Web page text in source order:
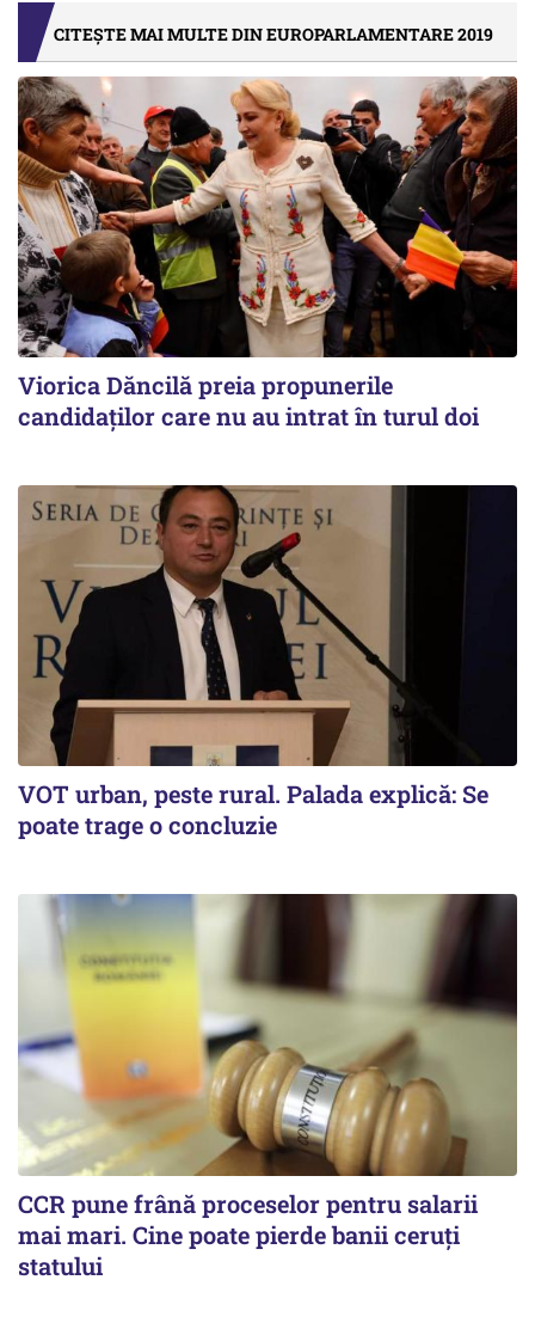
CITEȘTE MAI MULTE DIN EUROPARLAMENTARE 2019
Viorica Dăncilă preia propunerile
candidaților care nu au intrat în turul doi
VOT urban, peste rural. Palada explică: Se
poate trage o concluzie
CCR pune frână proceselor pentru salarii
mai mari. Cine poate pierde banii ceruți
statului